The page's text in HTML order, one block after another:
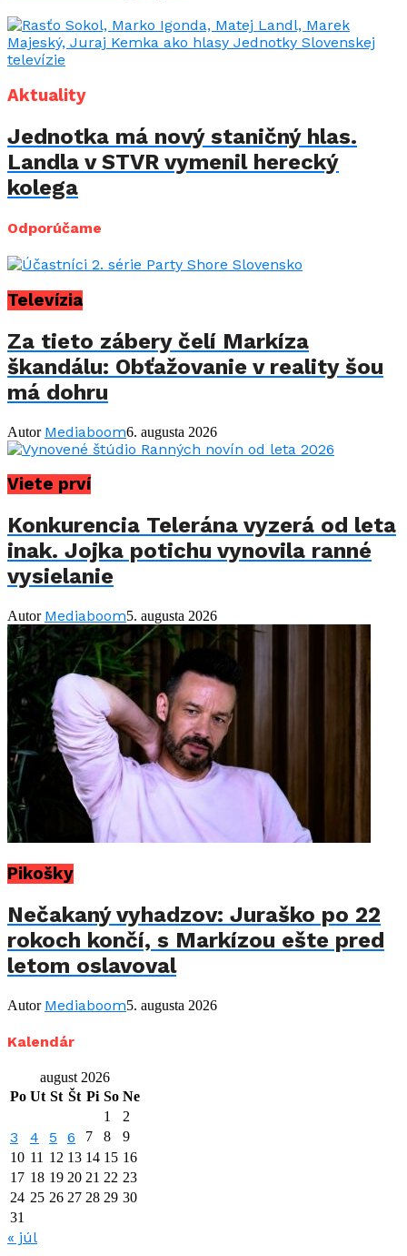
Aktuality
Jednotka má nový staničný hlas.
Landla v STVR vymenil herecký
kolega
Odporúčame
Televízia
Za tieto zábery čelí Markíza
škandálu: Obťažovanie v reality šou
má dohru
Autor Mediaboom6. augusta 2026
Viete prví
Konkurencia Telerána vyzerá od leta
inak. Jojka potichu vynovila ranné
vysielanie
Autor Mediaboom5. augusta 2026
Pikošky
Nečakaný vyhadzov: Juraško po 22
rokoch končí, s Markízou ešte pred
letom oslavoval
Autor Mediaboom5. augusta 2026
Kalendár
august 2026
Po Ut St Št Pi So Ne
1
2
3 4 5 6 7 8
9
10 11 12 13 14 15 16
17 18 19 20 21 22 23
24 25 26 27 28 29 30
31
« júl